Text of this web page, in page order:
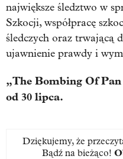
największe śledztwo w
Szkocji, współpracę
śledczych oraz trwającą
ujawnienie prawdy i
„The Bombing Of Pan
od 30 lipca.
Dziękujemy, że
Bądź na bieżąco!